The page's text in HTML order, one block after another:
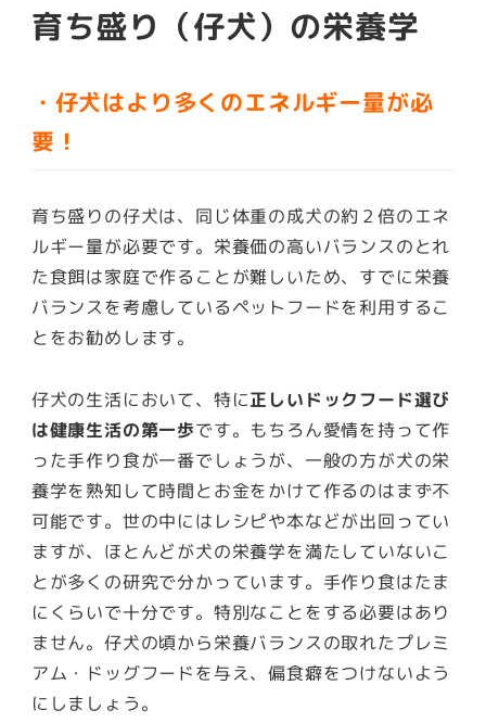
育ち盛り（仔犬）の栄養学
・仔犬はより多くのエネルギー量が必
要！
育ち盛りの仔犬は、同じ体重の成犬の約２倍のエネ
ルギー量が必要です。栄養価の高いバランスのとれ
た食餌は家庭で作ることが難しいため、すでに栄養
バランスを考慮しているペットフードを利用するこ
とをお勧めします。
仔犬の生活において、特に正しいドックフード選び
は健康生活の第一歩です。もちろん愛情を持って作
った手作り食が一番でしょうが、 一般の方が犬の栄
養学を熟知して時間とお金をかけて作るのはまず不
可能です。世の中にはレシピや本などが出回ってい
ますが、ほとんどが犬の栄養学を満たしていないこ
とが多くの研究で分かっています。手作り食はたま
にくらいで十分です。特別なことをする必要はあり
ません。仔犬の頃から栄養バランスの取れたプレミ
アム・ドッグフードを与え、偏食癖をつけないよう
にしましょう。